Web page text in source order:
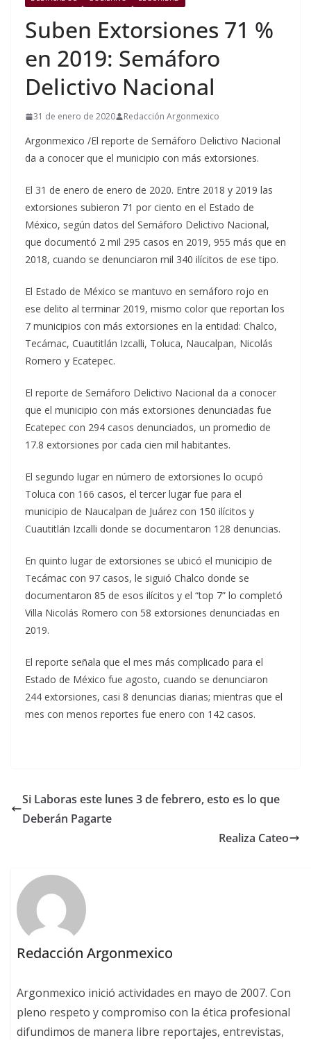
Suben Extorsiones 71 %
en 2019: Semáforo
Delictivo Nacional
31 de enero de 2020 Redacción Argonmexico
Argonmexico /El reporte de Semáforo Delictivo Nacional
da a conocer que el municipio con más extorsiones.
El 31 de enero de enero de 2020. Entre 2018 y 2019 las
extorsiones subieron 71 por ciento en el Estado de
México, según datos del Semáforo Delictivo Nacional,
que documentó 2 mil 295 casos en 2019, 955 más que en
2018, cuando se denunciaron mil 340 ilícitos de ese tipo.
El Estado de México se mantuvo en semáforo rojo en
ese delito al terminar 2019, mismo color que reportan los
7 municipios con más extorsiones en la entidad: Chalco,
Tecámac, Cuautitlán Izcalli, Toluca, Naucalpan, Nicolás
Romero y Ecatepec.
El reporte de Semáforo Delictivo Nacional da a conocer
que el municipio con más extorsiones denunciadas fue
Ecatepec con 294 casos denunciados, un promedio de
17.8 extorsiones por cada cien mil habitantes.
El segundo lugar en número de extorsiones lo ocupó
Toluca con 166 casos, el tercer lugar fue para el
municipio de Naucalpan de Juárez con 150 ilícitos y
Cuautitlán Izcalli donde se documentaron 128 denuncias.
En quinto lugar de extorsiones se ubicó el municipio de
Tecámac con 97 casos, le siguió Chalco donde se
documentaron 85 de esos ilícitos y el “top 7” lo completó
Villa Nicolás Romero con 58 extorsiones denunciadas en
2019.
El reporte señala que el mes más complicado para el
Estado de México fue agosto, cuando se denunciaron
244 extorsiones, casi 8 denuncias diarias; mientras que el
mes con menos reportes fue enero con 142 casos.
Si Laboras este lunes 3 de febrero, esto es lo que
Deberán Pagarte
Realiza Cateo
Redacción Argonmexico
Argonmexico inició actividades en mayo de 2007. Con
pleno respeto y compromiso con la ética profesional
difundimos de manera libre reportajes, entrevistas,